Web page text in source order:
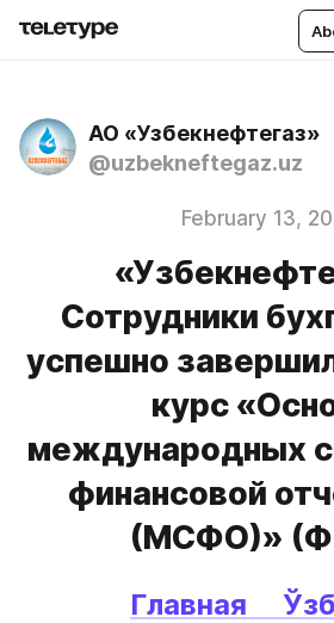
АО «Узбекнефтегаз»
@uzbekneftegaz.uz
February 13,
Сотрудники
успешно
курс
международных
финансовой
(МСФО)»
Главная